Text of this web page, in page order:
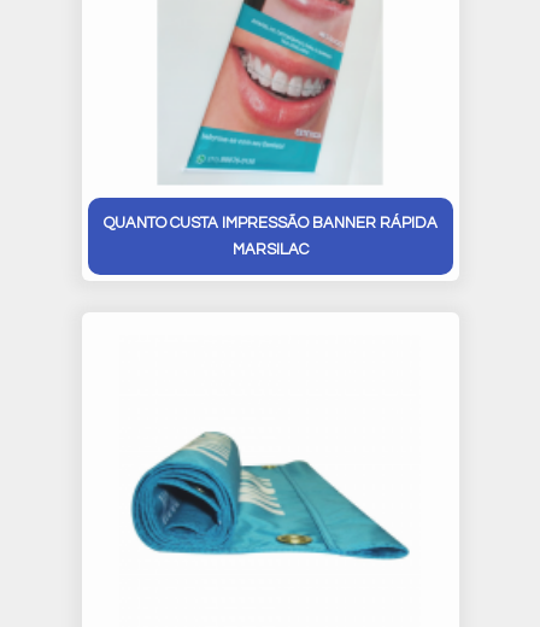
QUANTO CUSTA IMPRESSÃO BANNER RÁPIDA
MARSILAC